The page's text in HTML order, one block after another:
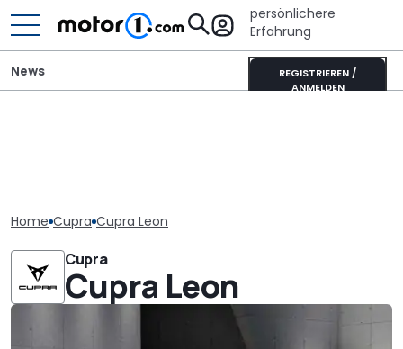
persönlichere
Erfahrung
REGISTRIEREN /
ANMELDEN
News
Home Cupra Cupra Leon
Cupra
Cupra Leon